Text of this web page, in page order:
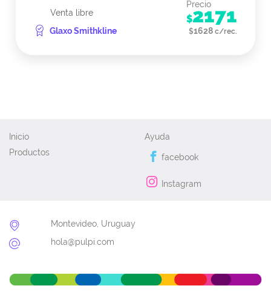
Venta libre
Glaxo Smithkline
Precio
$2171
$1628 c/rec.
Inicio
Productos
Ayuda
facebook
Instagram
Montevideo, Uruguay
hola@pulpi.com